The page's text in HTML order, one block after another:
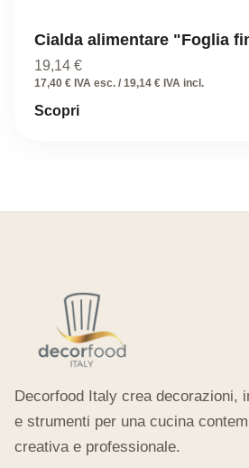
Cialda alimentare "Foglia
19,14 €
17,40 € IVA esc. / 19,14 € IVA incl.
Scopri
Decorfood Italy crea decorazioni,
e strumenti per una cucina
creativa e professionale.